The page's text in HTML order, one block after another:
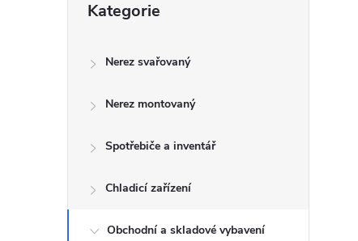
a
kategorie
Kategorie
Nerez svařovaný
Nerez montovaný
Spotřebiče a inventář
Chladicí zařízení
Obchodní a skladové vybavení